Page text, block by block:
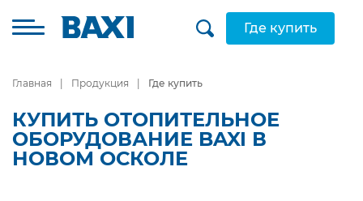
Где купить
Главная Продукция Где купить
КУПИТЬ ОТОПИТЕЛЬНОЕ
ОБОРУДОВАНИЕ BAXI В
НОВОМ ОСКОЛЕ